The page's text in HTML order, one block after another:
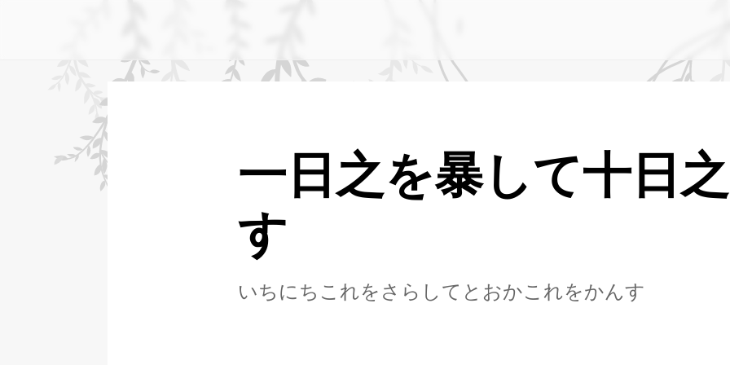
一日之を暴して十日
す
いちにちこれをさらしてとおかこれをかんす